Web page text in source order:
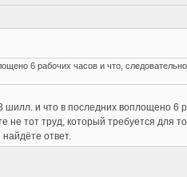
6 рабочих часов и что,
и что в последних воплощено 6
тот труд, который требуется для
ответ.